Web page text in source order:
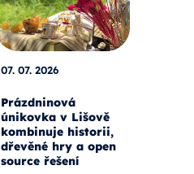
07. 07. 2026
Prázdninová
únikovka v Lišově
kombinuje historii,
dřevěné hry a open
source řešení